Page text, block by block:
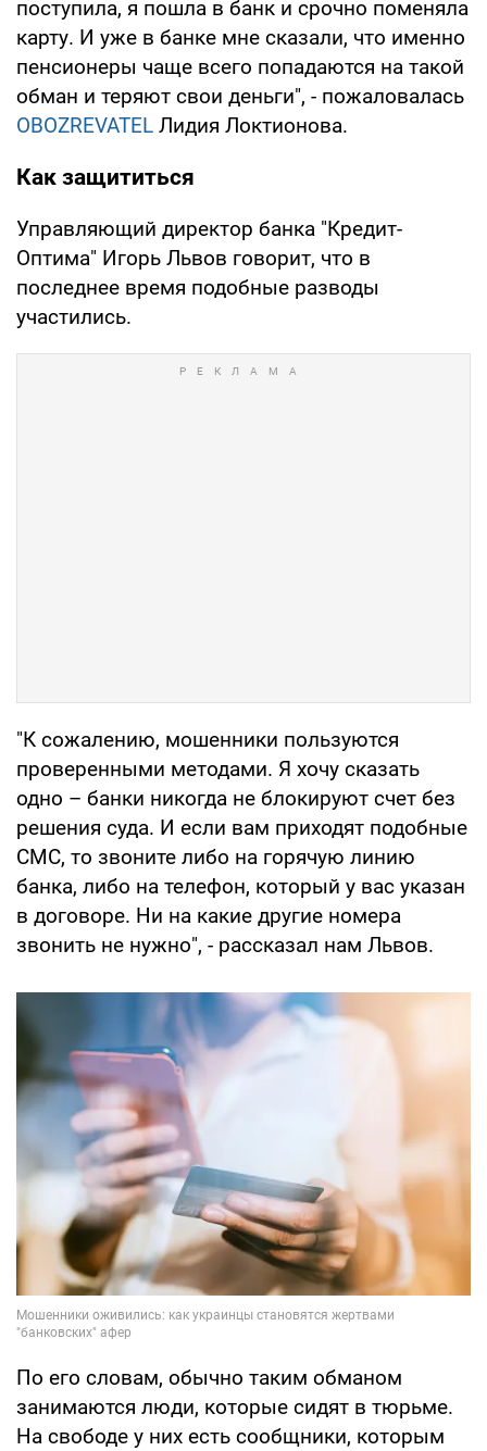
поступила, я пошла в банк и срочно поменяла
карту. И уже в банке мне сказали, что именно
пенсионеры чаще всего попадаются на такой
обман и теряют свои деньги", - пожаловалась
OBOZREVATEL Лидия Локтионова.
Как защититься
Управляющий директор банка "Кредит-
Оптима" Игорь Львов говорит, что в
последнее время подобные разводы
участились.
"К сожалению, мошенники пользуются
проверенными методами. Я хочу сказать
одно – банки никогда не блокируют счет без
решения суда. И если вам приходят подобные
СМС, то звоните либо на горячую линию
банка, либо на телефон, который у вас указан
в договоре. Ни на какие другие номера
звонить не нужно", - рассказал нам Львов.
По его словам, обычно таким обманом
занимаются люди, которые сидят в тюрьме.
На свободе у них есть сообщники, которым